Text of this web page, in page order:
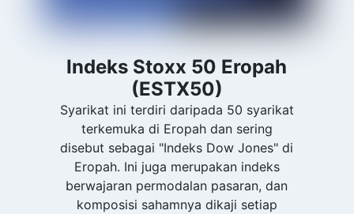
Indeks Stoxx 50 Eropah
(ESTX50)
Syarikat ini terdiri daripada 50 syarikat
terkemuka di Eropah dan sering
disebut sebagai "Indeks Dow Jones" di
Eropah. Ini juga merupakan indeks
berwajaran permodalan pasaran, dan
komposisi sahamnya dikaji setiap